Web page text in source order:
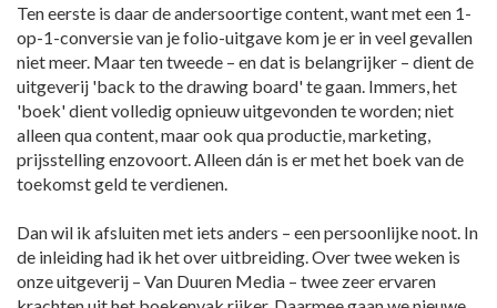
Ten eerste is daar de andersoortige content, want met een 1-
op-1-conversie van je folio-uitgave kom je er in veel gevallen
niet meer. Maar ten tweede – en dat is belangrijker – dient de
uitgeverij 'back to the drawing board' te gaan. Immers, het
'boek' dient volledig opnieuw uitgevonden te worden; niet
alleen qua content, maar ook qua productie, marketing,
prijsstelling enzovoort. Alleen dán is er met het boek van de
toekomst geld te verdienen.
Dan wil ik afsluiten met iets anders – een persoonlijke noot. In
de inleiding had ik het over uitbreiding. Over twee weken is
onze uitgeverij – Van Duuren Media – twee zeer ervaren